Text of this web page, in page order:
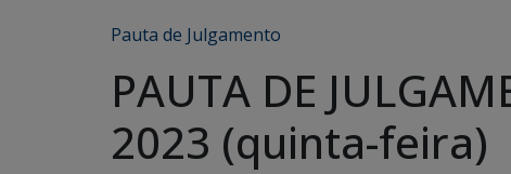
Pauta de Julgamento
PAUTA DE
2023 (quinta-feira)